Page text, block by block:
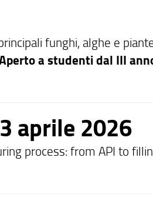
funghi, alghe e
a studenti dal III
aprile 2026
process: from API to